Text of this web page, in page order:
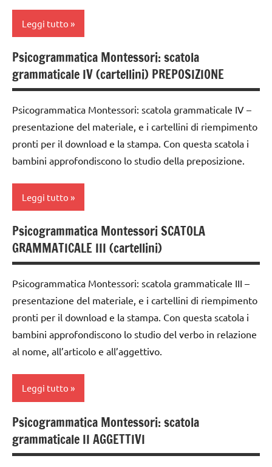
TUTTI GLI
PER ETA'
TUTTI GLI
ARTICOLI
DIDATTICA
MONTESSORI
LINGUAGGIO
MONTESSORI
materiale
nomenclature
Montessori
psicogrammatica
Montessori
ARGOMENTI
PER ETA'
ARTICOLI
3a
Montessori
dai
anni
DOWNLOAD
grammatica
GUIDA
DIDATTICA
MONTESSORI
LINGUAGGIO
MONTESSORI
didattico
nomenclature
Montessori
psicogrammatica
TUTTI GLI
ARGOMENTI
PER ETA'
TUTTI GLI
ARTICOLI
Leggi tutto
analisi
grammaticale
Montessori
classe
1a
classe
2a
3a
costruire i
materiali
Montessori
anni
DOWNLOAD
grammatica
GUIDA
DIDATTICA
MONTESSORI
italiano
Psicogrammatica Montessori: scatola
grammaticale IV (cartellini) PREPOSIZIONE
Psicogrammatica Montessori: scatola grammaticale IV –
presentazione del materiale, e i cartellini di riempimento
pronti per il download e la stampa. Con questa scatola i
bambini approfondiscono lo studio della preposizione.
Leggi tutto
analisi
grammaticale
Montessori
classe
1a
classe
2a
3a
anni
DOWNLOAD
Psicogrammatica Montessori SCATOLA
GRAMMATICALE III (cartellini)
Psicogrammatica Montessori: scatola grammaticale III –
presentazione del materiale, e i cartellini di riempimento
pronti per il download e la stampa. Con questa scatola i
bambini approfondiscono lo studio del verbo in relazione
al nome, all’articolo e all’aggettivo.
Leggi tutto
analisi
grammaticale
Montessori
Psicogrammatica Montessori: scatola
grammaticale II AGGETTIVI